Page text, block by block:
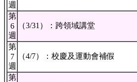
週
第
6
週
（3/31）：跨領域講堂
第
7
週
（4/7）：校慶及運動會補假
第